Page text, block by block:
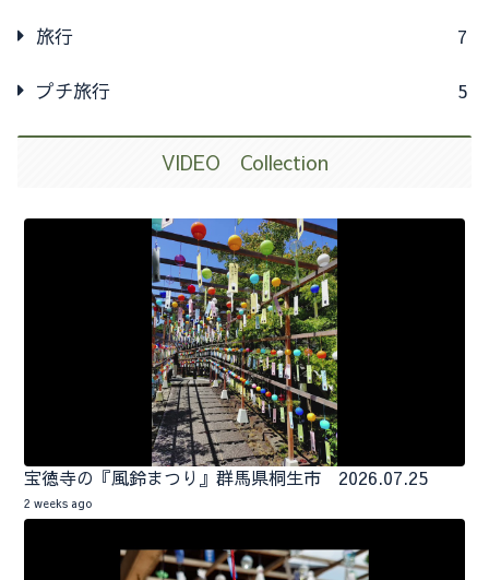
旅行 7
プチ旅行 5
VIDEO Collection
宝徳寺の『風鈴まつり』群馬県桐生市 2026.07.25
2 weeks ago